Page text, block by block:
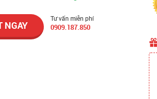
NGAY
Tư vấn miễn phí
0909.187.850